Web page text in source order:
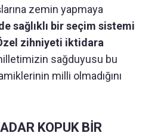
zemin yapmaya
sağlıklı bir seçim sistemi
zihniyeti iktidara
sağduyusu bu
milli olmadığını
KOPUK BİR